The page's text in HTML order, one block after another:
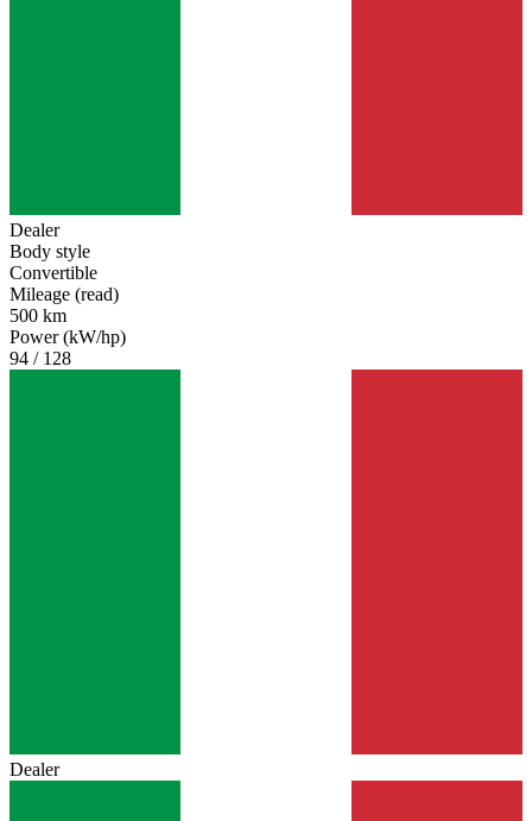
Dealer
Body style
Convertible
Mileage (read)
500 km
Power (kW/hp)
94 / 128
Dealer